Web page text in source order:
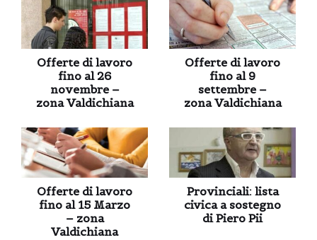
Offerte di lavoro
fino al 26
novembre –
zona Valdichiana
Offerte di lavoro
fino al 9
settembre –
zona Valdichiana
Offerte di lavoro
fino al 15 Marzo
– zona
Valdichiana
Provinciali: lista
civica a sostegno
di Piero Pii